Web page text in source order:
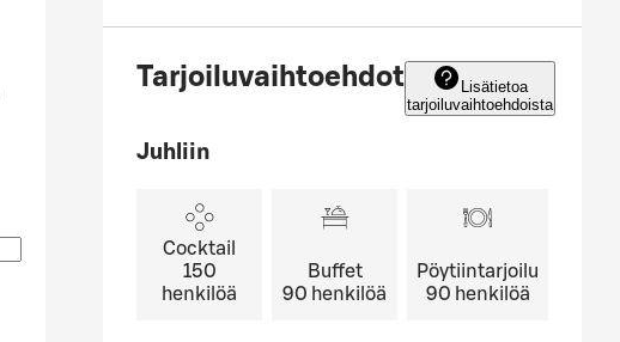
Tarjoiluvaihtoehdot
Lisätietoa
tarjoiluvaihtoehdoista
Juhliin
Cocktail
150
henkilöä
Buffet
90 henkilöä
Pöytiintarjoilu
90 henkilöä